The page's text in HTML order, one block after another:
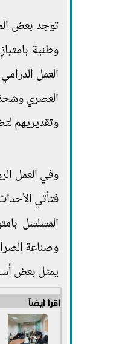
توجد بعض
وطنية
العمل
العصري وشحذ
وتقديريهم
وفي العمل
فتأتي
المسلسل
وصناعة
يمثل بعض
اقرأ أيضاً